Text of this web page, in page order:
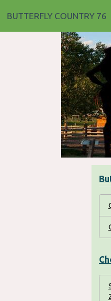
BUTTERFLY COUNTRY 76